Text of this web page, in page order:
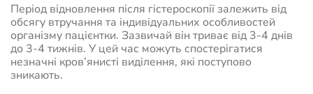
Період відновлення після гістероскопії залежить від
обсягу втручання та індивідуальних особливостей
організму пацієнтки. Зазвичай він триває від 3-4 днів
до 3-4 тижнів. У цей час можуть спостерігатися
незначні кров’янисті виділення, які поступово
зникають.